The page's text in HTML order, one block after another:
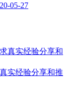
05-27
实经验分享和推